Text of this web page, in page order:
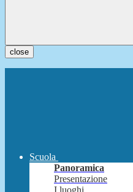
close
Scuola
Panoramica
Presentazione